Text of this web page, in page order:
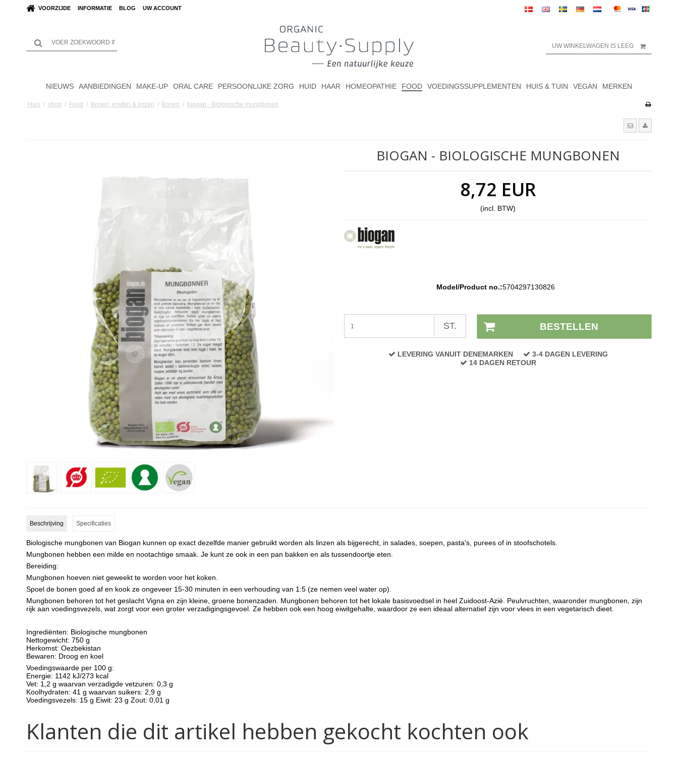
VOORZIJDE INFORMATIE BLOG UW ACCOUNT
UW WINKELWAGEN IS LEEG
NIEUWS AANBIEDINGEN MAKE-UP ORAL CARE PERSOONLIJKE ZORG HUID HAAR HOMEOPATHIE FOOD VOEDINGSSUPPLEMENTEN HUIS & TUIN VEGAN MERKEN
Huis / shop / Food / Bonen, erwten & linzen / Bonen / biogan - Biologische mungbonen
BIOGAN - BIOLOGISCHE MUNGBONEN
8,72 EUR
(incl. BTW)
Model/Product no.:5704297130826
ST. BESTELLEN
LEVERING VANUIT DENEMARKEN
3-4 DAGEN LEVERING
14 DAGEN RETOUR
Beschrijving Specificaties
Biologische mungbonen van Biogan kunnen op exact dezelfde manier gebruikt worden als linzen als bijgerecht, in salades, soepen, pasta's, purees of in stoofschotels.
Mungbonen hebben een milde en nootachtige smaak. Je kunt ze ook in een pan bakken en als tussendoortje eten.
Bereiding:
Mungbonen hoeven niet geweekt te worden voor het koken.
Spoel de bonen goed af en kook ze ongeveer 15-30 minuten in een verhouding van 1:5 (ze nemen veel water op).
Mungbonen behoren tot het geslacht Vigna en zijn kleine, groene bonenzaden. Mungbonen behoren tot het lokale basisvoedsel in heel Zuidoost-Azië. Peulvruchten, waaronder mungbonen, zijn
rijk aan voedingsvezels, wat zorgt voor een groter verzadigingsgevoel. Ze hebben ook een hoog eiwitgehalte, waardoor ze een ideaal alternatief zijn voor vlees in een vegetarisch dieet.
Ingrediënten: Biologische mungbonen
Nettogewicht: 750 g
Herkomst: Oezbekistan
Bewaren: Droog en koel
Voedingswaarde per 100 g:
Energie: 1142 kJ/273 kcal
Vet: 1,2 g waarvan verzadigde vetzuren: 0,3 g
Koolhydraten: 41 g waarvan suikers: 2,9 g
Voedingsvezels: 15 g Eiwit: 23 g Zout: 0,01 g
Klanten die dit artikel hebben gekocht kochten ook